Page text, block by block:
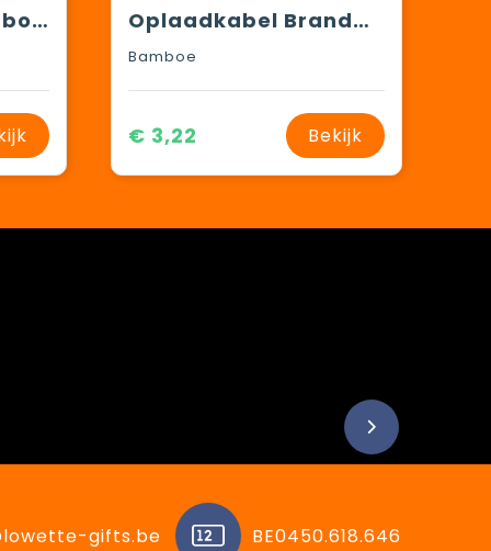
Oplaadkabel bamboe met R-PET Oplaadkabel Brandan | 3-in-1
Bamboe
€ 3,22 Bekijk
gifts.be BE0450.618.646